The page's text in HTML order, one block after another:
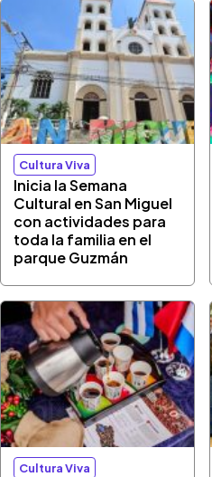
Cultura Viva
Inicia la Semana
Cultural en San Miguel
con actividades para
toda la familia en el
parque Guzmán
Cultura Viva